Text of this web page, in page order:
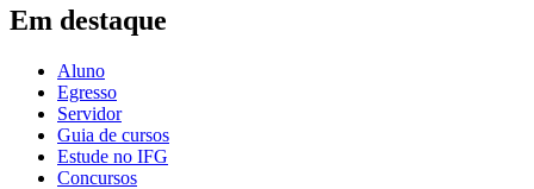
Em destaque
Aluno
Egresso
Servidor
Guia de cursos
Estude no IFG
Concursos